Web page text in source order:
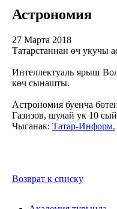
Астрономия
27 Марта 2018
Татарстаннан өч укучы
Интеллектуаль ярыш
көч сынашты.
Астрономия буенча
Газизов, шулай ук 10
Чыганак: Татар-Информ.
Возврат к списку